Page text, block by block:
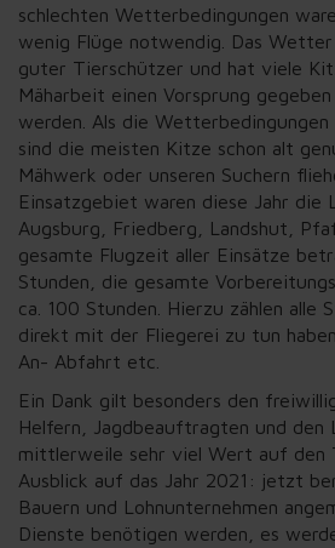
schlechten Wetterbedingungen
wenig Flüge notwendig. Das
guter Tierschützer und hat viele
Mäharbeit einen Vorsprung
werden. Als die
sind die meisten Kitze schon alt
Mähwerk oder unseren Suchern
Einsatzgebiet waren diese Jahr die
Augsburg, Friedberg, Landshut,
gesamte Flugzeit aller Einsätze
Stunden, die gesamte
ca. 100 Stunden. Hierzu zählen alle
direkt mit der Fliegerei zu tun
An- Abfahrt etc.
Ein Dank gilt besonders den
Helfern, Jagdbeauftragten und den
mittlerweile sehr viel Wert auf den
Ausblick auf das Jahr 2021: jetzt
Bauern und Lohnunternehmen
Dienste benötigen werden, es